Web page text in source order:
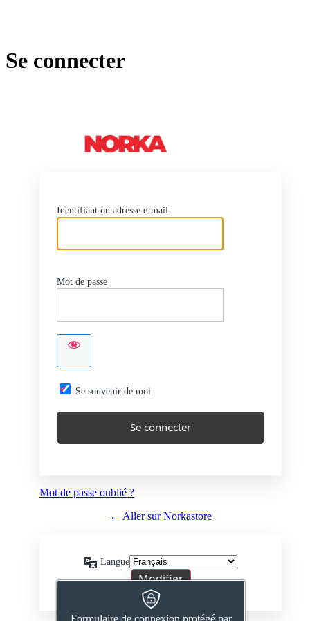
Se connecter
Identifiant ou adresse e-mail
Mot de passe
Formulaire de connexion protégé par
Se souvenir de moi
Mot de passe oublié ?
← Aller sur Norkastore
Langue